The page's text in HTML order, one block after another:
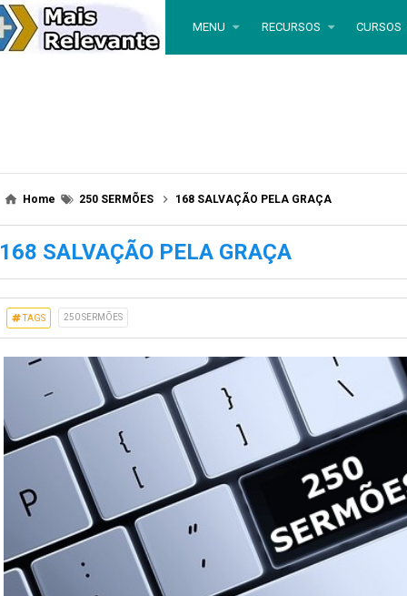
MENU RECURSOS CURSOS
Home 250 SERMÕES 168 SALVAÇÃO PELA GRAÇA
168 SALVAÇÃO PELA GRAÇA
TAGS 250 SERMÕES